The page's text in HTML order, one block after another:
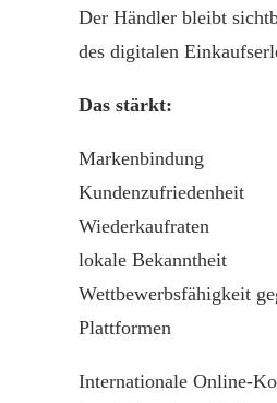
Der Händler bleibt
des digitalen
Das stärkt:
Markenbindung
Kundenzufriedenheit
Wiederkaufraten
lokale Bekanntheit
Wettbewerbsfähigkeit
Plattformen
Internationale Online-